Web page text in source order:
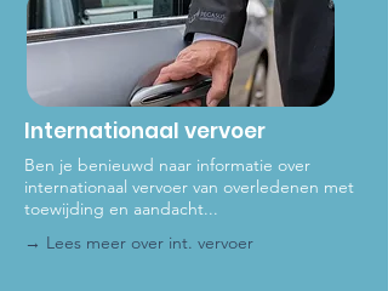
Internationaal vervoer
Ben je benieuwd naar informatie over
internationaal vervoer van overledenen met
toewijding en aandacht...
→ Lees meer over int. vervoer